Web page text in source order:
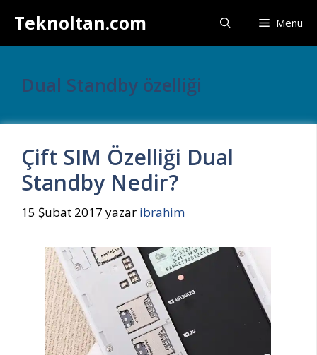
atlaTeknoltan.com Menu
Dual Standby özelliği
Çift SIM Özelliği Dual
Standby Nedir?
15 Şubat 2017 yazar ibrahim